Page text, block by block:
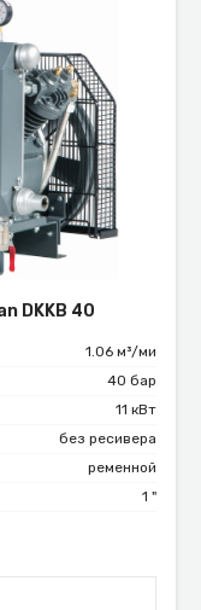
DKKB 40
1.06 м³/ми
40 бар
11 кВт
без ресивера
ременной
1 "